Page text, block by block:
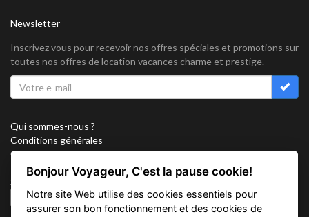
Newsletter
Inscrivez vous pour recevoir nos offres spéciales et promotions sur
toutes nos offres de location vacances charme et prestige.
Qui sommes-nous ?
Conditions générales
Confidentialité
Partenariat
Sitemap
Cookies
Bonjour Voyageur, C'est la pause cookie!
Notre site Web utilise des cookies essentiels pour
assurer son bon fonctionnement et des cookies de